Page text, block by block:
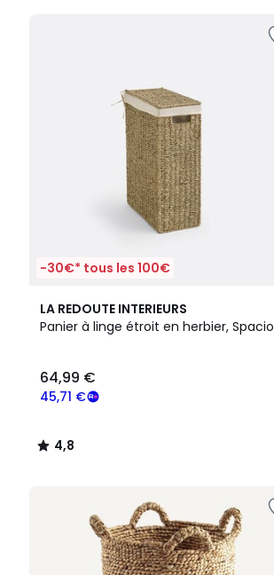
-30€* tous les 100€
LA REDOUTE INTERIEURS
Panier à linge étroit en herbier, Spacio
45,71 €
64,99 €
4,8
/ 5
4,8
/